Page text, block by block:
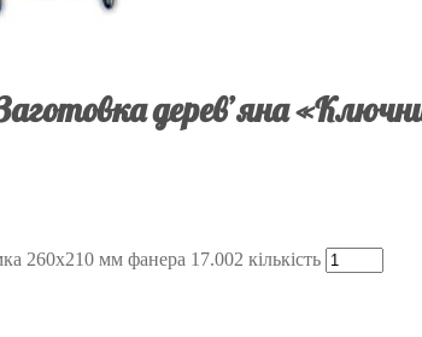
дерев’яна
260х210 мм фанера 17.002 кількість